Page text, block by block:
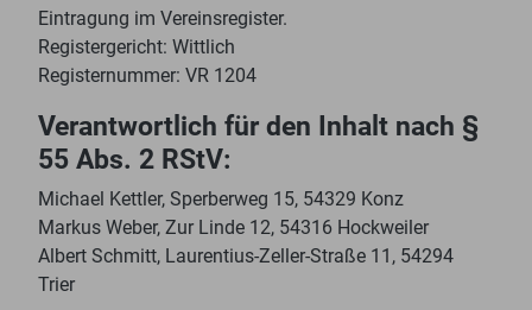
Eintragung im Vereinsregister.
Registergericht: Wittlich
Registernummer: VR 1204
Verantwortlich für den Inhalt nach §
55 Abs. 2 RStV:
Michael Kettler, Sperberweg 15, 54329 Konz
Markus Weber, Zur Linde 12, 54316 Hockweiler
Albert Schmitt, Laurentius-Zeller-Straße 11, 54294
Trier